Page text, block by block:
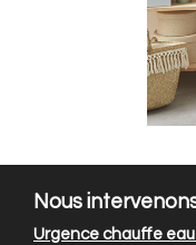
Nous
Urgence chauffe eau